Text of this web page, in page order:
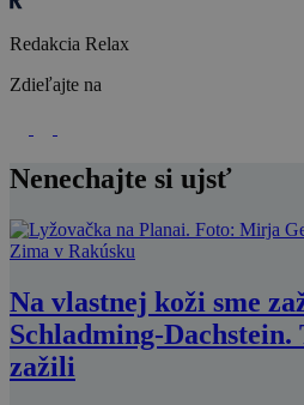
Redakcia Relax
Zdieľajte na
Nenechajte si ujsť
Zima v Rakúsku
Na vlastnej koži sme
Schladming-Dachstein.
zažili